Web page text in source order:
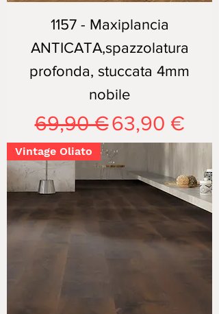
1157 - Maxiplancia
ANTICATA,spazzolatura
profonda, stuccata 4mm
nobile
Prezzo regolare
69,90 €Prezzo
63,90 €
Vintage Oliato